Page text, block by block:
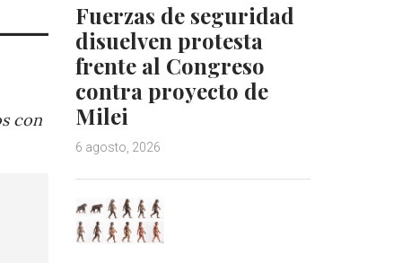
con
Fuerzas de seguridad
disuelven protesta
frente al Congreso
contra proyecto de
Milei
6 agosto, 2026